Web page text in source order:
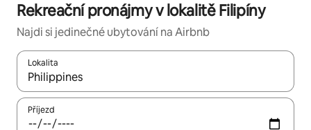
Rekreační pronájmy v lokalitě Filipíny
Najdi si jedinečné ubytování na Airbnb
Lokalita
Až budou výsledky k dispozici, můžeš si je procházet pomocí
Příjezd